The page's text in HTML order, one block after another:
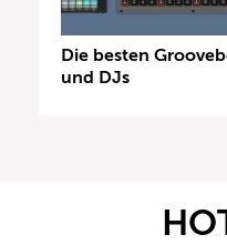
Die besten
und DJs